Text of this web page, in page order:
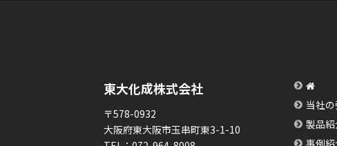
東大化成株式会社
〒578-0932
大阪府東大阪市玉串町東3-1-10
当社
製品